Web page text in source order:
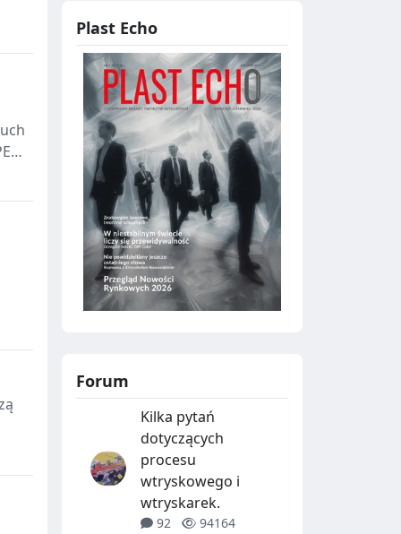
Plast Echo
Forum
Kilka pytań
dotyczących
procesu
wtryskowego i
wtryskarek.
92 94164